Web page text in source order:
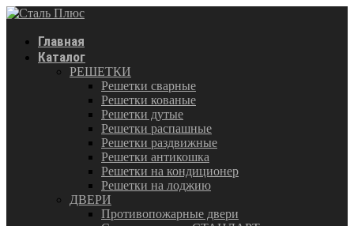
Главная
Каталог
РЕШЕТКИ
Решетки сварные
Решетки кованые
Решетки дутые
Решетки распашные
Решетки раздвижные
Решетки антикошка
Решетки на кондиционер
Решетки на лоджию
ДВЕРИ
Противопожарные двери